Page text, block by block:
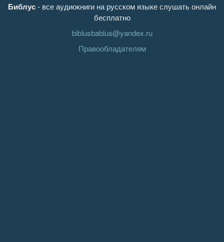
Библус- все аудиокниги на русском языке слушать онлайн
бесплатно
biblusbablus@yandex.ru
Правообладателям